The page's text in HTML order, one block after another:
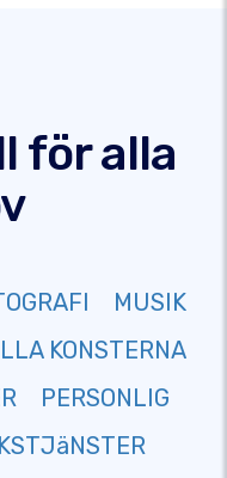
för alla
MUSIK
KONSTERNA
PERSONLIG